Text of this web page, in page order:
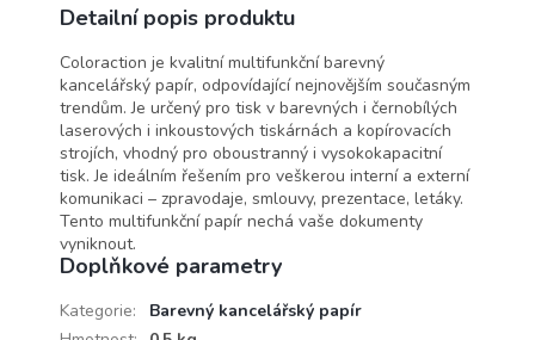
Detailní popis produktu
Coloraction je kvalitní multifunkční barevný
kancelářský papír, odpovídající nejnovějším současným
trendům. Je určený pro tisk v barevných i černobílých
laserových i inkoustových tiskárnách a kopírovacích
strojích, vhodný pro oboustranný i vysokokapacitní
tisk. Je ideálním řešením pro veškerou interní a externí
komunikaci – zpravodaje, smlouvy, prezentace, letáky.
Tento multifunkční papír nechá vaše dokumenty
vyniknout.
Doplňkové parametry
Kategorie:
Barevný kancelářský papír